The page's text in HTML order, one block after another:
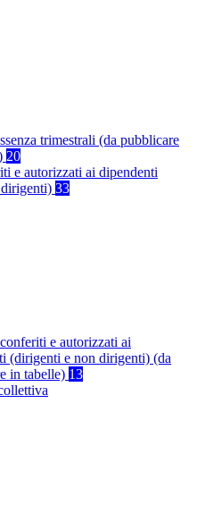
trimestrali (da pubblicare
20
e autorizzati ai dipendenti
33
e autorizzati ai
(dirigenti e non dirigenti) (da
in tabelle) 13